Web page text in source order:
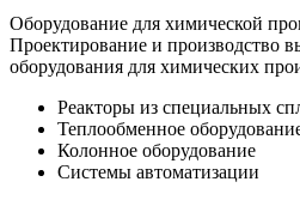
Оборудование для химической
Проектирование и производство
оборудования для химических
Реакторы из специальных
Теплообменное
Колонное оборудование
Системы автоматизации